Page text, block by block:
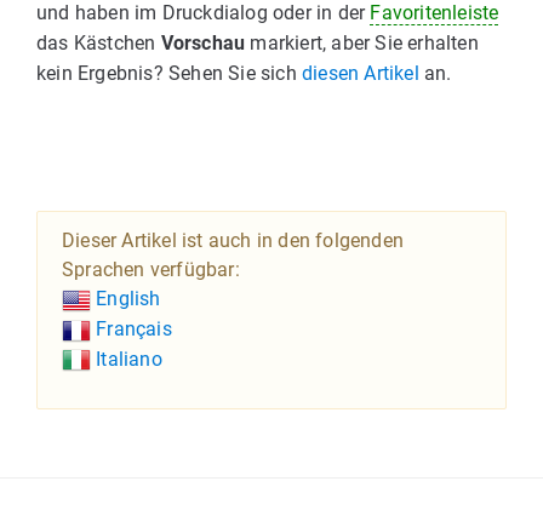
und haben im Druckdialog oder in der Favoritenleiste
das Kästchen Vorschau markiert, aber Sie erhalten
kein Ergebnis? Sehen Sie sich diesen Artikel an.
Dieser Artikel ist auch in den folgenden
Sprachen verfügbar:
English
Français
Italiano